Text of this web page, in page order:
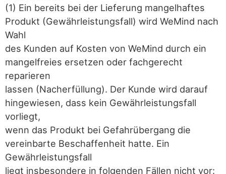
(1) Ein bereits bei der Lieferung mangelhaftes
Produkt (Gewährleistungsfall) wird WeMind nach
Wahl
des Kunden auf Kosten von WeMind durch ein
mangelfreies ersetzen oder fachgerecht
reparieren
lassen (Nacherfüllung). Der Kunde wird darauf
hingewiesen, dass kein Gewährleistungsfall
vorliegt,
wenn das Produkt bei Gefahrübergang die
vereinbarte Beschaffenheit hatte. Ein
Gewährleistungsfall
liegt insbesondere in folgenden Fällen nicht vor: